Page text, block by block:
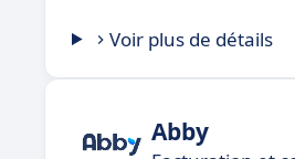
Voir plus de détails
Abby